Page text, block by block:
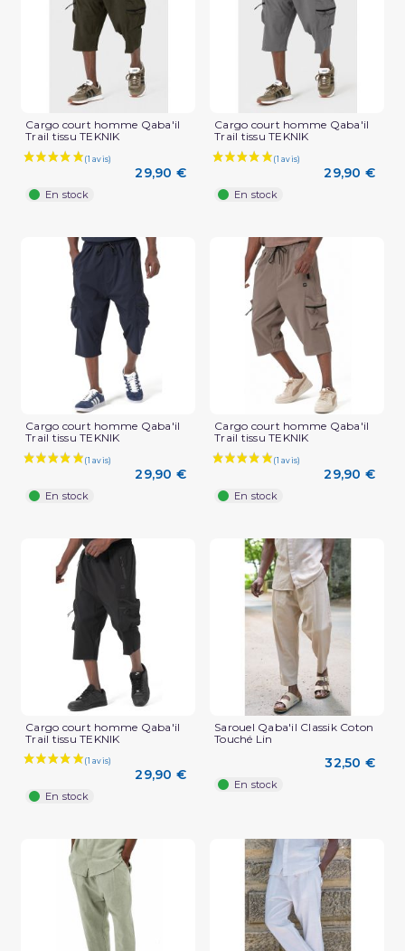
(3 avis)
Cargo court homme Qaba'il
Trail tissu TEKNIK
29,90 €
En stock
Cargo court homme Qaba'il
Trail tissu TEKNIK
29,90 €
En stock
Cargo court homme Qaba'il
Trail tissu TEKNIK
29,90 €
En stock
Cargo court homme Qaba'il
Trail tissu TEKNIK
29,90 €
En stock
Cargo court homme Qaba'il
Trail tissu TEKNIK
29,90 €
En stock
Sarouel Qaba'il Classik Coton
Touché Lin
32,50 €
En stock